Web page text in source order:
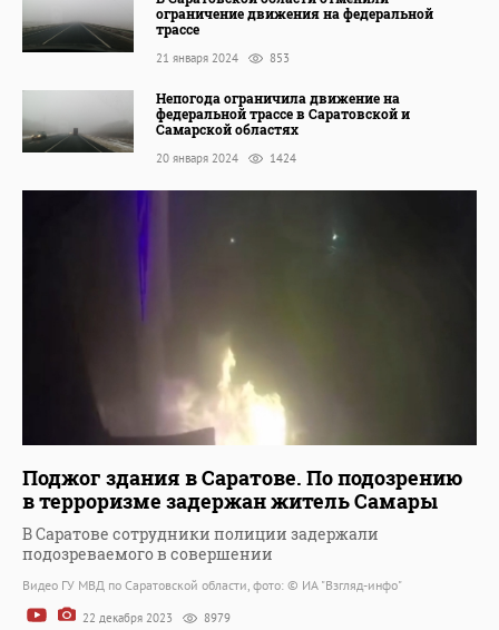
ограничение движения на федеральной
трассе
21 января 2024 853
Непогода ограничила движение на
федеральной трассе в Саратовской и
Самарской областях
20 января 2024 1424
Поджог здания в Саратове. По подозрению
в терроризме задержан житель Самары
В Саратове сотрудники полиции задержали
подозреваемого в совершении
Видео ГУ МВД по Саратовской области, фото: © ИА "Взгляд-инфо"
22 декабря 2023 8979